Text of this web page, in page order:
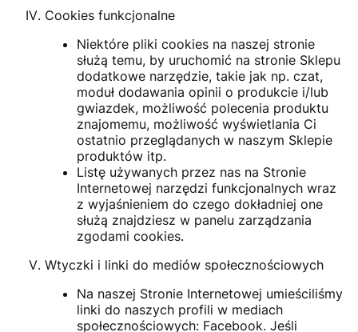
Cookies funkcjonalne
Niektóre pliki cookies na naszej stronie
służą temu, by uruchomić na stronie Sklepu
dodatkowe narzędzie, takie jak np. czat,
moduł dodawania opinii o produkcie i/lub
gwiazdek, możliwość polecenia produktu
znajomemu, możliwość wyświetlania Ci
ostatnio przeglądanych w naszym Sklepie
produktów itp.
Listę używanych przez nas na Stronie
Internetowej narzędzi funkcjonalnych wraz
z wyjaśnieniem do czego dokładniej one
służą znajdziesz w panelu zarządzania
zgodami cookies.
Wtyczki i linki do mediów społecznościowych
Na naszej Stronie Internetowej umieściliśmy
linki do naszych profili w mediach
społecznościowych: Facebook. Jeśli